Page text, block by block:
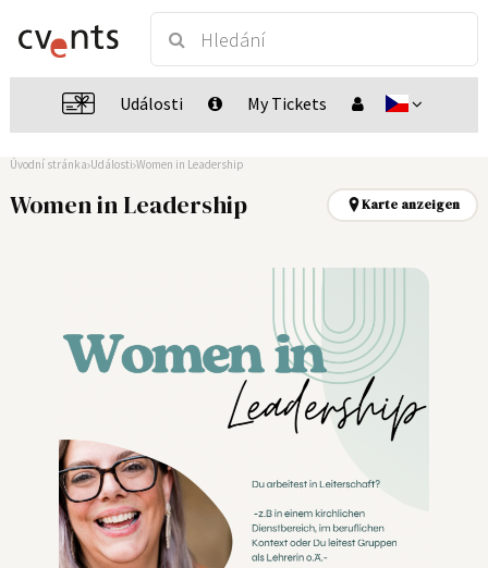
Události My Tickets
Úvodní stránka Události Women in Leadership
Women in Leadership Karte anzeigen